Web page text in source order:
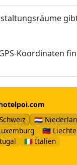
Koordinaten
🇳🇱
🇱🇮
🇮🇹 Italien